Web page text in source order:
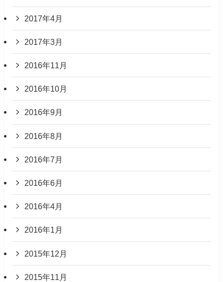
2017年4月
2017年3月
2016年11月
2016年10月
2016年9月
2016年8月
2016年7月
2016年6月
2016年4月
2016年1月
2015年12月
2015年11月